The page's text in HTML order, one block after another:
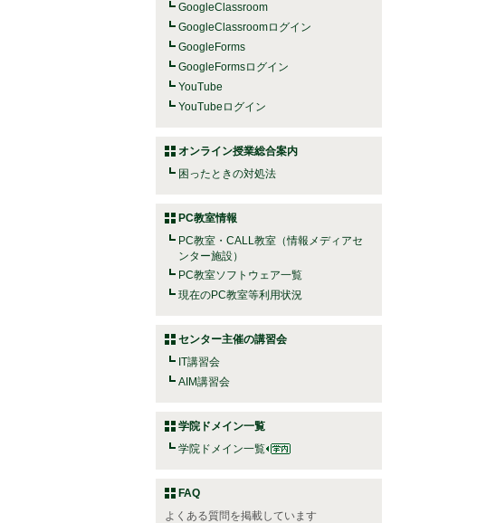
GoogleClassroom
GoogleClassroomログイン
GoogleForms
GoogleFormsログイン
YouTube
YouTubeログイン
オンライン授業総合案内
困ったときの対処法
PC教室情報
PC教室・CALL教室（情報メディアセ
ンター施設）
PC教室ソフトウェア一覧
現在のPC教室等利用状況
センター主催の講習会
IT講習会
AIM講習会
学院ドメイン一覧
学院ドメイン一覧
FAQ
よくある質問を掲載しています